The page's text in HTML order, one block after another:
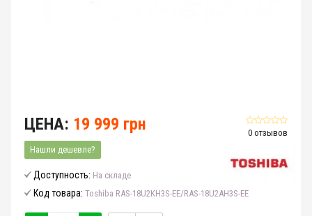
0 отзывов
ЦЕНА: 19 999 грн
Нашли дешевле?
Доступность: На складе
Код товара: Toshiba RAS-18U2KH3S-EE/RAS-18U2AH3S-EE